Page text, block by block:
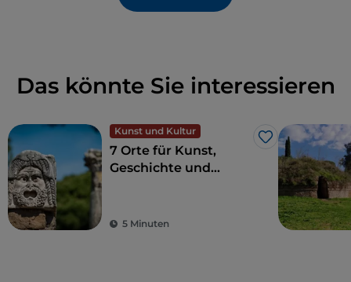
Das könnte Sie interessieren
Kunst und Kultur
Like
7 Orte für Kunst,
Geschichte und
5 Minuten